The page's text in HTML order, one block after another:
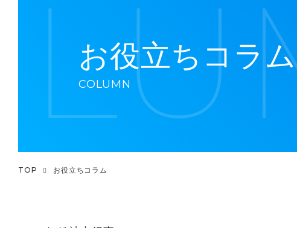
決算・申告
補助金の申請支援
お役立ちコラム
COLUMN
TOP お役立ちコラム